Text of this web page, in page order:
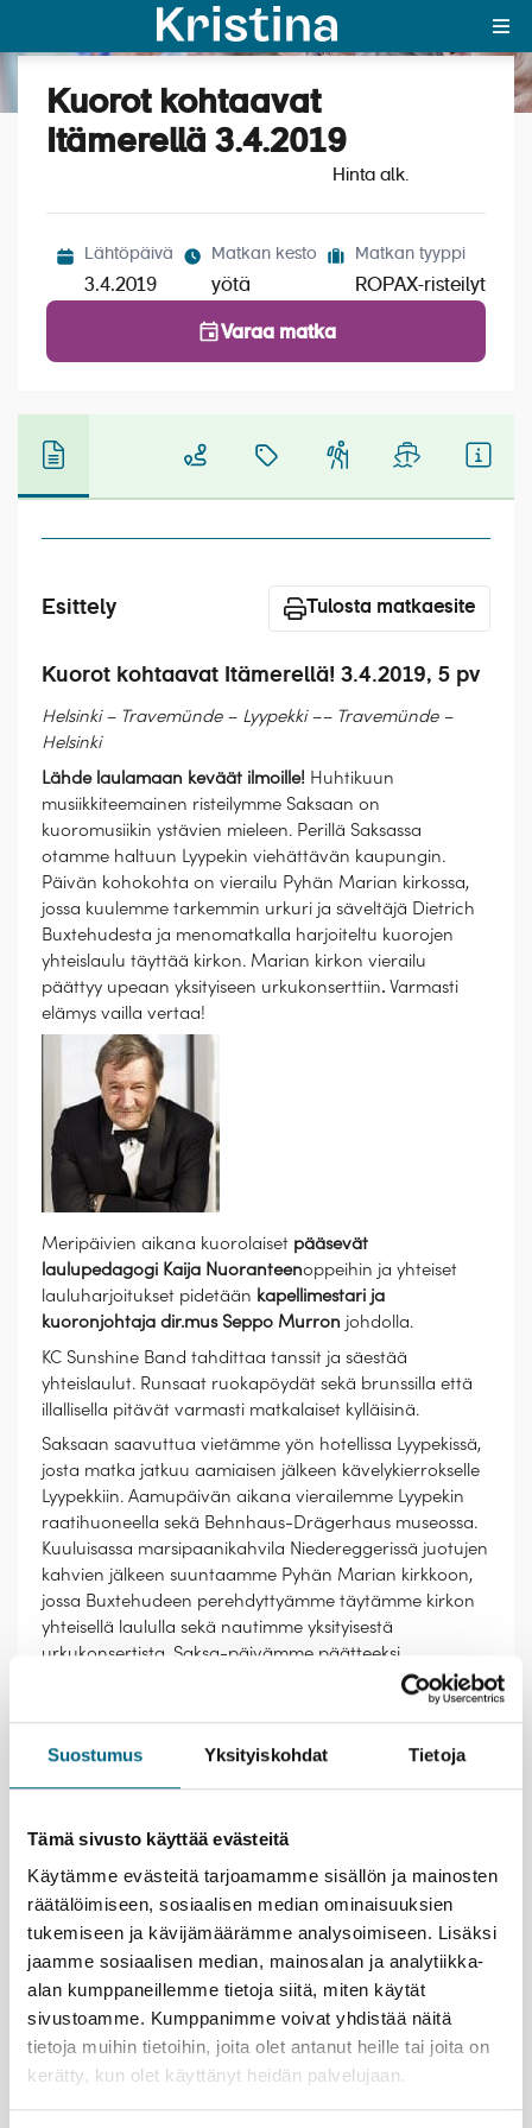
Suostumus Yksityiskohdat Tietoja
Tämä sivusto käyttää evästeitä
Käytämme evästeitä tarjoamamme sisällön ja mainosten
räätälöimiseen, sosiaalisen median ominaisuuksien
tukemiseen ja kävijämäärämme analysoimiseen. Lisäksi
jaamme sosiaalisen median, mainosalan ja analytiikka-
alan kumppaneillemme tietoja siitä, miten käytät
sivustoamme. Kumppanimme voivat yhdistää näitä
tietoja muihin tietoihin, joita olet antanut heille tai joita on
kerätty, kun olet käyttänyt heidän palvelujaan.
MAJAKKA-portaali
Yksin matkalle?
Suosikit
Matkatyypit
Matkakalenteri
Laivat
Hyvä tietää
Katso kuvat (3)
Kuorot kohtaavat
Itämerellä 3.4.2019
Hinta alk.
Lähtöpäivä
3.4.2019
Matkan kesto
yötä
Matkan tyyppi
ROPAX-risteilyt
Varaa matka
Esittely Tulosta matkaesite
Kuorot kohtaavat Itämerellä! 3.4.2019, 5 pv
Helsinki – Travemünde – Lyypekki –– Travemünde –
Helsinki
Lähde laulamaan keväät ilmoille! Huhtikuun
musiikkiteemainen risteilymme Saksaan on
kuoromusiikin ystävien mieleen. Perillä Saksassa
otamme haltuun Lyypekin viehättävän kaupungin.
Päivän kohokohta on vierailu Pyhän Marian kirkossa,
jossa kuulemme tarkemmin urkuri ja säveltäjä Dietrich
Buxtehudesta ja menomatkalla harjoiteltu kuorojen
yhteislaulu täyttää kirkon. Marian kirkon vierailu
päättyy upeaan yksityiseen urkukonserttiin. Varmasti
elämys vailla vertaa!
Meripäivien aikana kuorolaiset pääsevät
laulupedagogi Kaija Nuoranteenoppeihin ja yhteiset
lauluharjoitukset pidetään kapellimestari ja
kuoronjohtaja dir.mus Seppo Murron johdolla.
KC Sunshine Band tahdittaa tanssit ja säestää
yhteislaulut. Runsaat ruokapöydät sekä brunssilla että
illallisella pitävät varmasti matkalaiset kylläisinä.
Saksaan saavuttua vietämme yön hotellissa Lyypekissä,
josta matka jatkuu aamiaisen jälkeen kävelykierrokselle
Lyypekkiin. Aamupäivän aikana vierailemme Lyypekin
raatihuoneella sekä Behnhaus-Drägerhaus museossa.
Kuuluisassa marsipaanikahvila Niedereggerissä juotujen
kahvien jälkeen suuntaamme Pyhän Marian kirkkoon,
jossa Buxtehudeen perehdyttyämme täytämme kirkon
yhteisellä laululla sekä nautimme yksityisestä
urkukonsertista. Saksa-päivämme päätteeksi
herkuttelemme Travemündessä kolmen ruokalajin
illallisen ravintola Luziferissä ihaillen näkymää Trave-
joelle.
Paluumatkalla takaisin Suomeen pääsemme
nauttimaan mm. yhteisistä lauluhetkistä Seppo Murron
johdolla ja perehtymään Kaija Nuoranteen opastuksella
äänenkäyttöön.
Tämä matka on valloittava irrottautuminen arjesta
rakkaan harrastuksen parissa kevätauringon jo